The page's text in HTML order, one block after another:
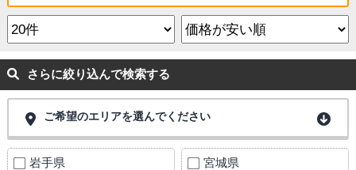
さらに絞り込んで検索する
ご希望のエリアを選んでください
岩手県 宮城県